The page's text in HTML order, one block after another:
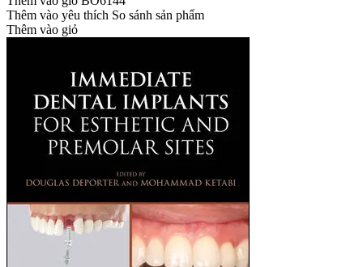
Thêm vào yêu thích So sánh sản phẩm
Thêm vào giỏ